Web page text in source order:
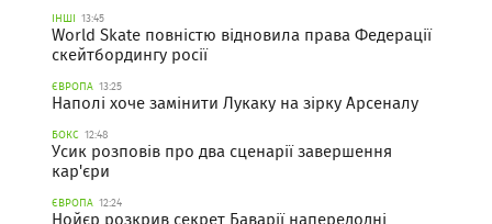
ІНШІ 13:45
World Skate повністю відновила права Федерації
скейтбордингу росії
ЄВРОПА 13:25
Наполі хоче замінити Лукаку на зірку Арсеналу
БОКС 12:48
Усик розповів про два сценарії завершення
кар'єри
ЄВРОПА 12:24